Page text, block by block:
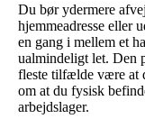
Du bør ydermere
hjemmeadresse eller
en gang i mellem et
ualmindeligt let. Den
fleste tilfælde være at
om at du fysisk
arbejdslager.